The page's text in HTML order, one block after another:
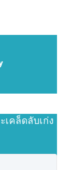
คล็ดลับเก่ง